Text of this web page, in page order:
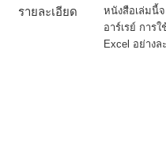
รายละเอียด
หนังสือเล่มนี้
อาร์เรย์ การ
Excel อย่างล